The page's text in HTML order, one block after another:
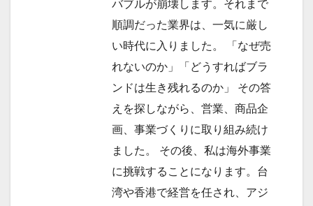
バブルが崩壊します。それまで
順調だった業界は、一気に厳し
い時代に入りました。 「なぜ売
れないのか」「どうすればブラ
ンドは生き残れるのか」 その答
えを探しながら、営業、商品企
画、事業づくりに取り組み続け
ました。 その後、私は海外事業
に挑戦することになります。台
湾や香港で経営を任され、アジ